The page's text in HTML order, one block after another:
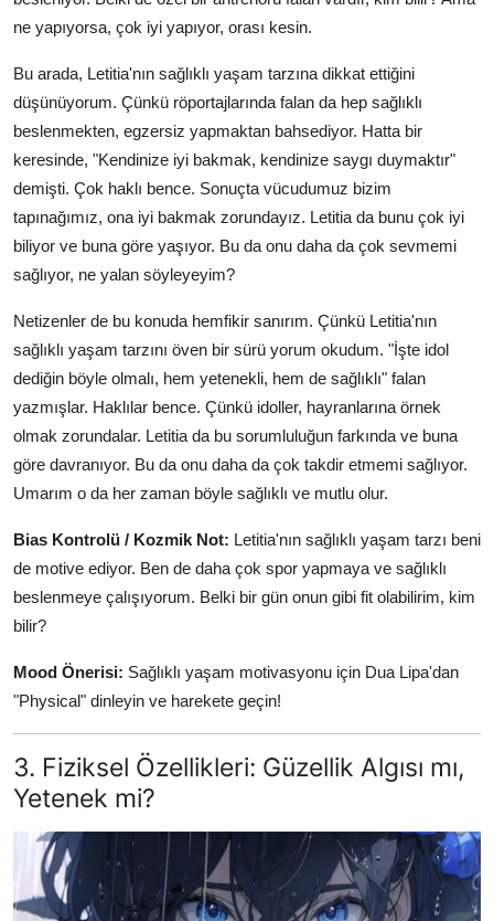
ne yapıyorsa, çok iyi yapıyor, orası kesin.
Bu arada, Letitia'nın sağlıklı yaşam tarzına dikkat ettiğini
düşünüyorum. Çünkü röportajlarında falan da hep sağlıklı
beslenmekten, egzersiz yapmaktan bahsediyor. Hatta bir
keresinde, "Kendinize iyi bakmak, kendinize saygı duymaktır"
demişti. Çok haklı bence. Sonuçta vücudumuz bizim
tapınağımız, ona iyi bakmak zorundayız. Letitia da bunu çok iyi
biliyor ve buna göre yaşıyor. Bu da onu daha da çok sevmemi
sağlıyor, ne yalan söyleyeyim?
Netizenler de bu konuda hemfikir sanırım. Çünkü Letitia'nın
sağlıklı yaşam tarzını öven bir sürü yorum okudum. "İşte idol
dediğin böyle olmalı, hem yetenekli, hem de sağlıklı" falan
yazmışlar. Haklılar bence. Çünkü idoller, hayranlarına örnek
olmak zorundalar. Letitia da bu sorumluluğun farkında ve buna
göre davranıyor. Bu da onu daha da çok takdir etmemi sağlıyor.
Umarım o da her zaman böyle sağlıklı ve mutlu olur.
Bias Kontrolü / Kozmik Not: Letitia'nın sağlıklı yaşam tarzı beni
de motive ediyor. Ben de daha çok spor yapmaya ve sağlıklı
beslenmeye çalışıyorum. Belki bir gün onun gibi fit olabilirim, kim
bilir?
Mood Önerisi: Sağlıklı yaşam motivasyonu için Dua Lipa'dan
"Physical" dinleyin ve harekete geçin!
3. Fiziksel Özellikleri: Güzellik Algısı mı,
Yetenek mi?